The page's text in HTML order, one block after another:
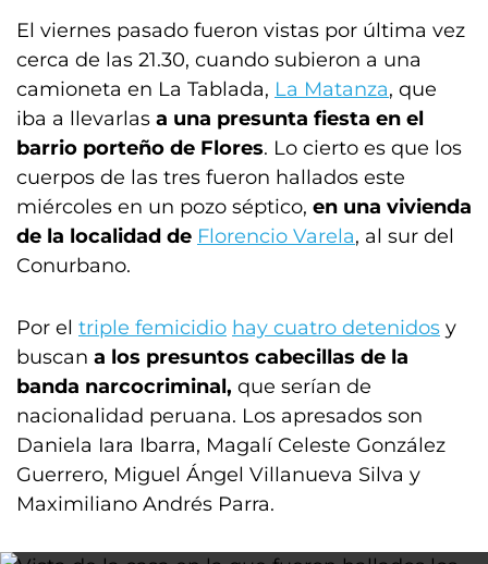
El viernes pasado fueron vistas por última vez
cerca de las 21.30, cuando subieron a una
camioneta en La Tablada, La Matanza, que
iba a llevarlas a una presunta fiesta en el
barrio porteño de Flores. Lo cierto es que los
cuerpos de las tres fueron hallados este
miércoles en un pozo séptico, en una vivienda
de la localidad de Florencio Varela, al sur del
Conurbano.
Por el triple femicidio hay cuatro detenidos y
buscan a los presuntos cabecillas de la
banda narcocriminal, que serían de
nacionalidad peruana. Los apresados son
Daniela Iara Ibarra, Magalí Celeste González
Guerrero, Miguel Ángel Villanueva Silva y
Maximiliano Andrés Parra.